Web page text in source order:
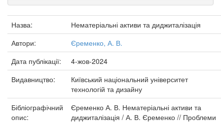
Назва:
Нематеріальні активи та диджиталізація
Автори:
Єременко, А. В.
Дата публікації:
4-жов-2024
Видавництво:
Київський національний університет
технологій та дизайну
Бібліографічний
опис:
Єременко А. В. Нематеріальні активи та
диджиталізація / А. В. Єременко // Проблеми